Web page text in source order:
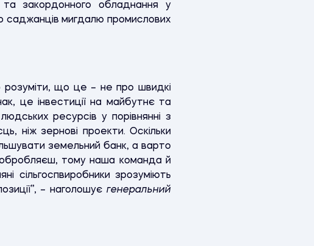
та закордонного обладнання у
саджанців мигдалю промислових
розуміти, що це – не про швидкі
це інвестиції на майбутнє та
ресурсів у порівнянні з
ніж зернові проекти. Оскільки
земельний банк, а варто
тому наша команда й
сільгоспвиробники зрозуміють
– наголошує генеральний